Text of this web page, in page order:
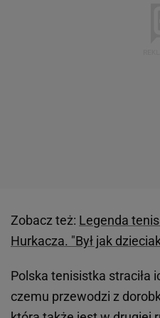
Zobacz też: Legenda
Hurkacza. "Był jak
Polska tenisistka straciła
czemu przewodzi z